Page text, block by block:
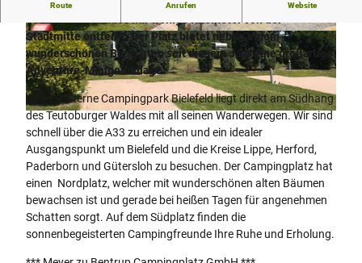
© Campingpark Bielefeld
© Campingpark Bielefeld © Campingpark Bielefeld
Route Anrufen Website
Stadtmitte entfernt. Der Platz bietet neben einem
wunderschönen Biergarten seit diesem Jahr eine großartige
Adventure-Minigolfanlage.
Unser 3 Sterne Campingpark Bielefeld liegt direkt am Südhang
des Teutoburger Waldes mit all seinen Wanderwegen. Wir sind
schnell über die A33 zu erreichen und ein idealer
Ausgangspunkt um Bielefeld und die Kreise Lippe, Herford,
Paderborn und Gütersloh zu besuchen. Der Campingplatz hat
einen Nordplatz, welcher mit wunderschönen alten Bäumen
bewachsen ist und gerade bei heißen Tagen für angenehmen
Schatten sorgt. Auf dem Südplatz finden die
sonnenbegeisterten Campingfreunde Ihre Ruhe und Erholung.